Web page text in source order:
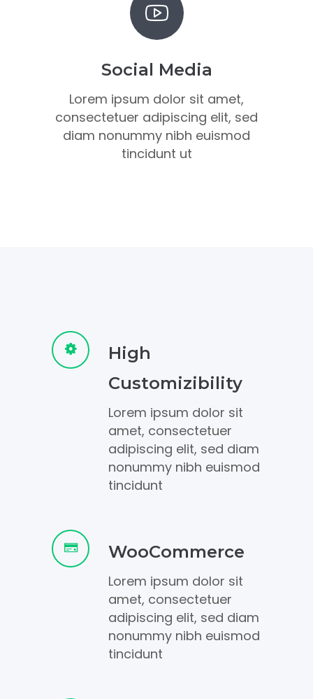
Social Media
Lorem ipsum dolor sit amet,
consectetuer adipiscing elit, sed
diam nonummy nibh euismod
tincidunt ut
High
Customizibility
Lorem ipsum dolor sit
amet, consectetuer
adipiscing elit, sed diam
nonummy nibh euismod
tincidunt
WooCommerce
Lorem ipsum dolor sit
amet, consectetuer
adipiscing elit, sed diam
nonummy nibh euismod
tincidunt